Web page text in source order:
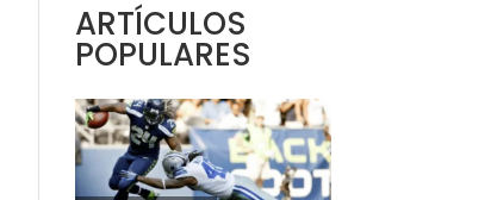
ARTÍCULOS
POPULARES